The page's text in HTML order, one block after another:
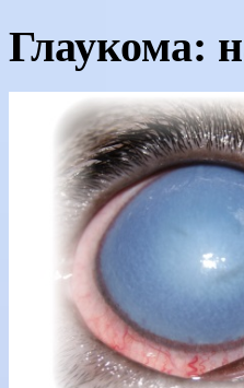
Глаукома: